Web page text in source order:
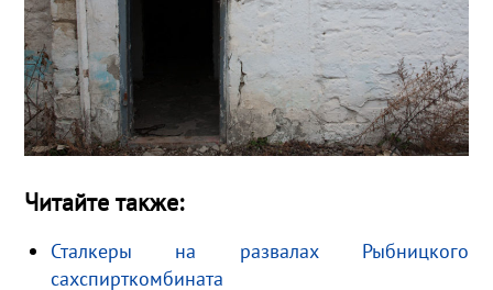
Читайте также:
Сталкеры на развалах Рыбницкого
сахспирткомбината